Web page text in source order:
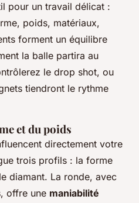
pour un travail délicat :
poids, matériaux,
forment un équilibre
la balle partira au
le drop shot, ou
tiendront le rythme
et du poids
directement votre
trois profils : la forme
diamant. La ronde, avec
offre une maniabilité